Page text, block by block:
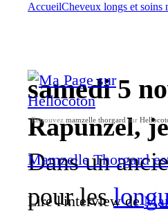
AccueilCheveux longs et soins
samedi 5
Rapunzel,
Dans un
pour les
Retrouvez mamzelle thorgardsur
Mamzelle Thorgard
Lire l'interview de